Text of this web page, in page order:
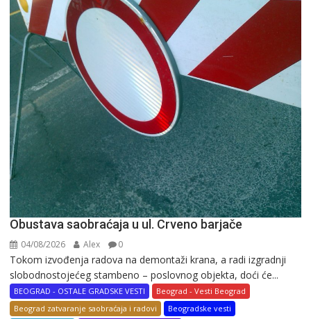
Obustava saobraćaja u ul. Crveno barjače
04/08/2026 Alex 0
Tokom izvođenja radova na demontaži krana, a radi izgradnji
slobodnostojećeg stambeno – poslovnog objekta, doći će...
BEOGRAD - OSTALE GRADSKE VESTI
Beograd - Vesti Beograd
Beograd zatvaranje saobraćaja i radovi
Beogradske vesti